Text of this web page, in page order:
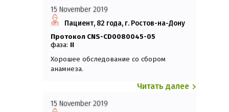
15 November 2019
Пациент, 82 года, г. Ростов-на-Дону
Протокол CNS-CD0080045-05
фаза: II
Хорошее обследование со сбором
анамнеза.
Читать далее
15 November 2019